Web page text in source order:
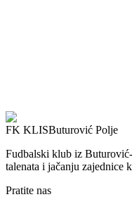
FK KLISButurović Polje
Fudbalski klub iz
talenata i jačanju zajednice
Pratite nas